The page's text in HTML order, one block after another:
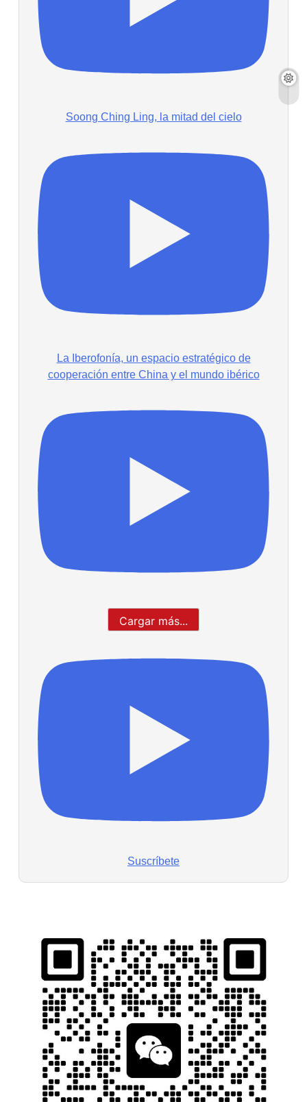
Soong Ching Ling, la mitad del cielo
La Iberofonía, un espacio estratégico de
cooperación entre China y el mundo ibérico
Cargar más...
Suscríbete